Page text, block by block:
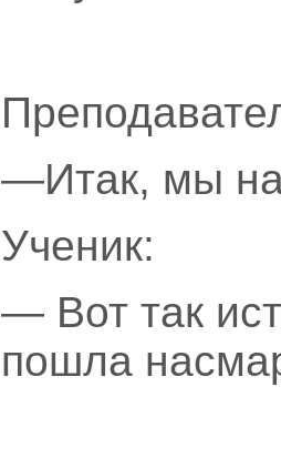
—Итак, мы
Ученик:
— Вот так
пошла